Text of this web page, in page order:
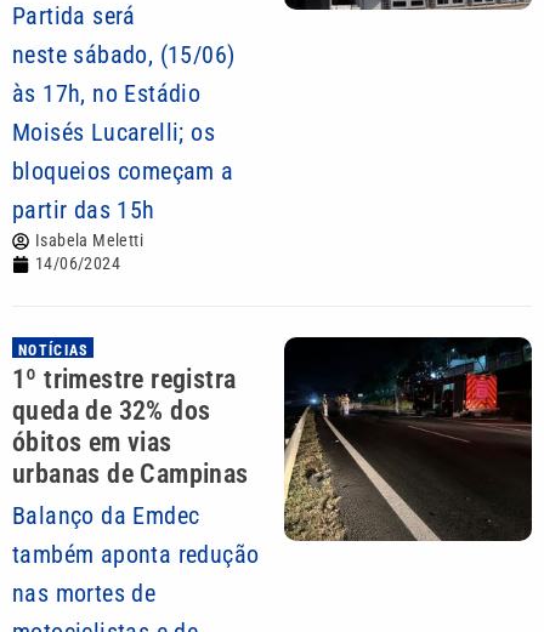
Partida será
neste sábado, (15/06)
às 17h, no Estádio
Moisés Lucarelli; os
bloqueios começam a
partir das 15h
Isabela Meletti
14/06/2024
NOTÍCIAS
1º trimestre registra
queda de 32% dos
óbitos em vias
urbanas de Campinas
Balanço da Emdec
também aponta redução
nas mortes de